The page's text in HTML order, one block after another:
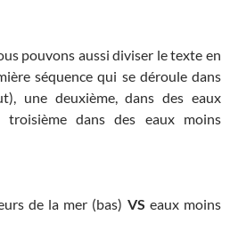
pouvons aussi diviser le texte en
séquence qui se déroule dans
une deuxième, dans des eaux
dans des eaux moins
de la mer (bas) VS eaux moins